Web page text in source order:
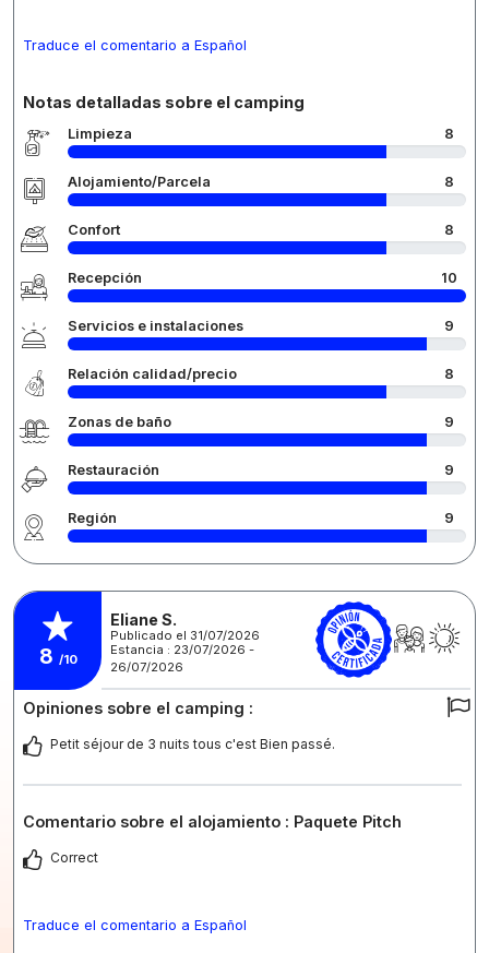
Traduce el comentario a Español
Notas detalladas sobre el camping
Limpieza 8
Alojamiento/Parcela 8
Confort 8
Recepción 10
Servicios e instalaciones 9
Relación calidad/precio 8
Zonas de baño 9
Restauración 9
Región 9
8 /10
Eliane S.
Publicado el 31/07/2026
Estancia : 23/07/2026 -
26/07/2026
Opiniones sobre el camping :
Petit séjour de 3 nuits tous c'est Bien passé.
Comentario sobre el alojamiento : Paquete Pitch
Correct
Traduce el comentario a Español